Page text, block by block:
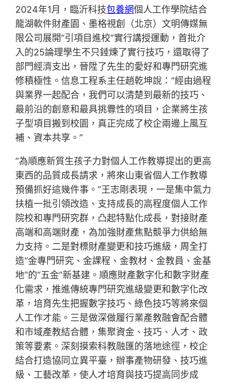
2024年1月，臨沂科技包養網個人工作學院結合
龍湖軟件財產園、墨格視創（北京）文明傳媒無
限公司展開“引項目進校”實行講授運動，首批介
入的25論理學生不只錘煉了實行技巧，還取得了
部門經濟支出，晉陞了先生的愛好和專門研究進
修積極性。信息工程系主任趙乾坤說：“經由過程
與業界一起配合，我們可以清楚到最新的技巧、
最前沿的創意和最具挑釁性的項目，企業將生孩
子型項目搬到校園，真正完成了校企兩邊上風互
補、資本共享。”
“為順應新質生孩子力對個人工作教導提出的更高
東西的品質成長請求，將來山東省個人工作教導
預備抓好這幾件事。”王志剛表現，一是集中氣力
扶植一批引領改造、支持成長的高程度個人工作
院校和專門研究群，凸起特點化成長，對接財產
高端和高端財產，為加強財產焦點競爭力供給無
力支持。二是對標財產變更和技巧進級，周全打
造“金專門研究、金課程、金教材、金教員、金基
地”的“五金”新基建。順應財產數字化和數字財產
化需求，推進傳統專門研究進級變更和數字化改
革，培育先生把握數字技巧、綠色技巧等將來個
人工作才能。三是做深做履行業產教融會配合體
和市域產教結合體，集聚資金、技巧、人才、政
策等要素。深刻摸索科教融匯的落地途徑，校企
結合打造協同立異平臺，辦事產物研發、技巧進
級、工藝改革，使人才培育與技巧提高同步成